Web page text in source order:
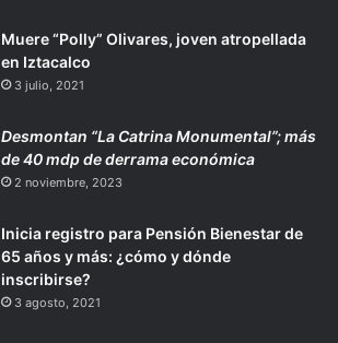
Muere “Polly” Olivares, joven atropellada
en Iztacalco
3 julio, 2021
Desmontan “La Catrina Monumental”; más
de 40 mdp de derrama económica
2 noviembre, 2023
Inicia registro para Pensión Bienestar de
65 años y más: ¿cómo y dónde
inscribirse?
3 agosto, 2021